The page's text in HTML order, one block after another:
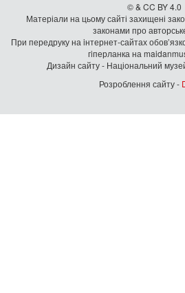
© & CC BY 4.0
Матеріали на цьому сайті захищені
законами про
При передруку на iнтернет-сайтах
гiперланка на
Дизайн сайту - Національний
Розроблення сайту -